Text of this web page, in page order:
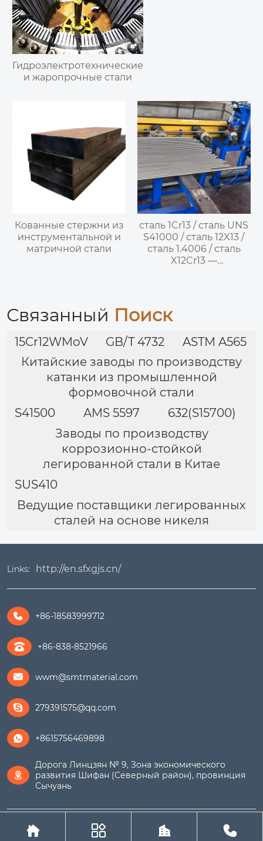
Гидроэлектротехнические
и жаропрочные стали
Кованные стержни из
инструментальной и
матричной стали
сталь 1Cr13 / сталь UNS
S41000 / сталь 12X13 /
сталь 1.4006 / сталь
X12Cr13 —
Связанный Поиск
15Cr12WMoV GB/T 4732
ASTM A565
Китайские заводы по производству
катанки из промышленной
формовочной стали
S41500
AMS 5597
632(S15700)
Заводы по производству
коррозионно-стойкой
легированной стали в Китае
SUS410
Ведущие поставщики легированных
сталей на основе никеля
Links: http://en.sfxgjs.cn/
 +86-18583999712
+86-838-8521966
 wwm@smtmaterial.com
 279391575@qq.com
 +8615756469898

Дорога Линцзян № 9, Зона экономического
развития Шифан (Северный район), провинция
Сычуань
Авторское право© ООО Шенгмайт (Сычуань)
Металлический Материал (Экспортная компания)
   